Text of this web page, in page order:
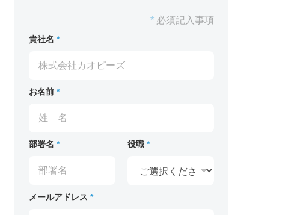
* 必須記入事項
貴社名 *
お名前 *
部署名 * 役職 *
メールアドレス *